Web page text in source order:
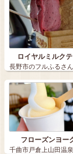
ロイヤルミルク
長野市のフルふるさ
行きました。…
フローズンヨー
千曲市戸倉上山田温